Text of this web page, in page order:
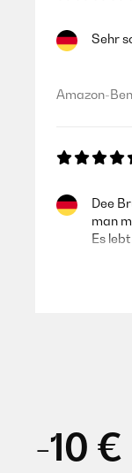
Sehr
Amazon-
Dee
man
Es
Hält
in
Amazon-
-10 €